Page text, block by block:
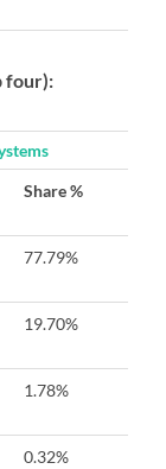
four):
Share %
77.79%
19.70%
1.78%
0.32%